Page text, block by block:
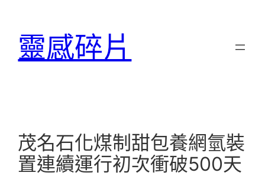
靈感碎片
茂名石化煤制甜包養網氫裝
置連續運行初次衝破500天